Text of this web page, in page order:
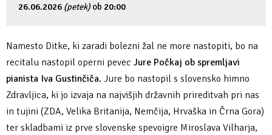
26.06.2026 (petek)ob 20:00
Namesto Ditke, ki zaradi bolezni žal ne more nastopiti, bo na
recitalu nastopil operni pevec Jure Počkaj ob spremljavi
pianista Iva Gustinčiča. Jure bo nastopil s slovensko himno
Zdravljica, ki jo izvaja na najvišjih državnih prireditvah pri nas
in tujini (ZDA, Velika Britanija, Nemčija, Hrvaška in Črna Gora)
ter skladbami iz prve slovenske spevoigre Miroslava Vilharja,